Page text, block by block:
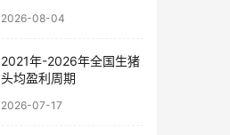
2026-08-04
2021年-2026年全国生猪
头均盈利周期
2026-07-17